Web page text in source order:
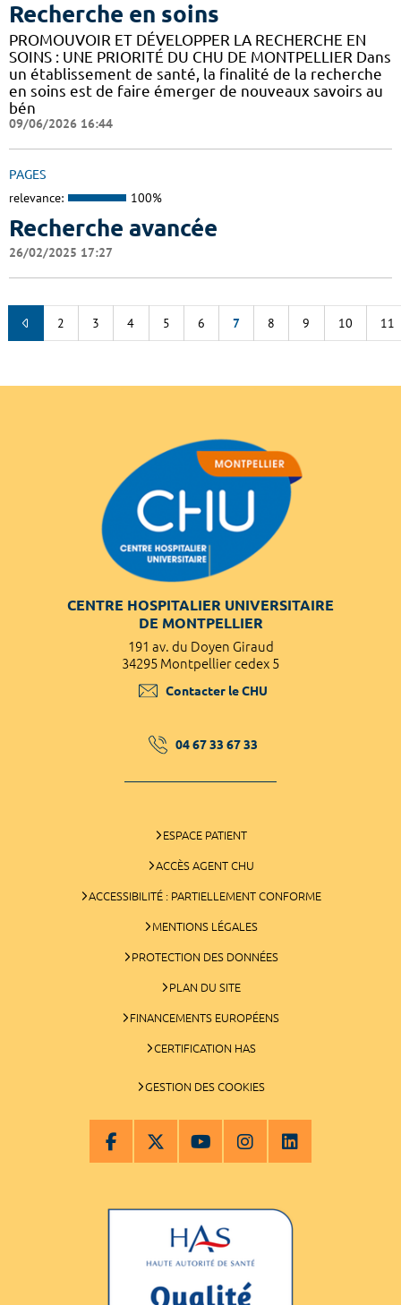
Recherche en soins
PROMOUVOIR ET DÉVELOPPER LA RECHERCHE EN
SOINS : UNE PRIORITÉ DU CHU DE MONTPELLIER Dans
un établissement de santé, la finalité de la recherche
en soins est de faire émerger de nouveaux savoirs au
bén
09/06/2026 16:44
PAGES
relevance: 100%
Recherche avancée
26/02/2025 17:27
2 3 4 5 6 7 8 9 10 11
CENTRE HOSPITALIER UNIVERSITAIRE
DE MONTPELLIER
191 av. du Doyen Giraud
34295 Montpellier cedex 5
Contacter le CHU
04 67 33 67 33
ESPACE PATIENT
ACCÈS AGENT CHU
ACCESSIBILITÉ : PARTIELLEMENT CONFORME
MENTIONS LÉGALES
PROTECTION DES DONNÉES
PLAN DU SITE
FINANCEMENTS EUROPÉENS
CERTIFICATION HAS
GESTION DES COOKIES